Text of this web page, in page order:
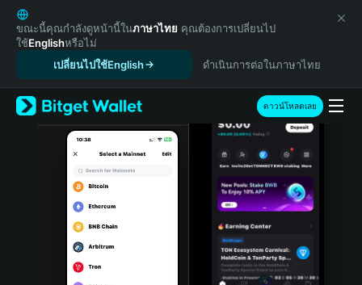
English
日本語
Tiếng Việt
Español (Latinoamérica)
Türkçe
Italiano
Português (Portugal)
Bahasa Indonesia
ขณะนี้คุณกำลังดูหน้านี้ในภาษาไทย คุณต้องการเปลี่ยนไป
ใช้Englishหรือไม่
เปลี่ยนไปใช้English
ดำเนินการต่อในภาษาไทย
ดาวน์โหลดเลย